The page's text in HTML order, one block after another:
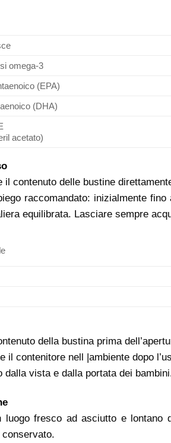
omega-3
(EPA)
(DHA)
acetato)
il contenuto delle bustine
raccomandato: inizialmente
equilibrata. Lasciare sempre
della bustina prima
il contenitore nell |ambiente dopo
dalla vista e dalla portata dei
luogo fresco ad asciutto e